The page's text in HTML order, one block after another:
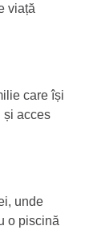
viață
care își
și acces
unde
o piscină